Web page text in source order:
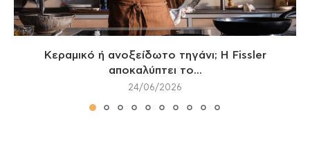
Κεραμικό ή ανοξείδωτο τηγάνι; Η Fissler
αποκαλύπτει το...
24/06/2026